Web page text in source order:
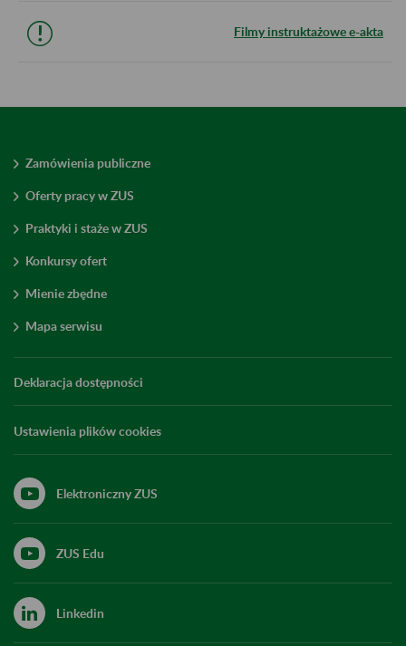
Filmy instruktażowe e-akta
Zamówienia publiczne
Oferty pracy w ZUS
Praktyki i staże w ZUS
Konkursy ofert
Mienie zbędne
Mapa serwisu
Deklaracja dostępności
Ustawienia plików cookies
Elektroniczny ZUS
ZUS Edu
Linkedin